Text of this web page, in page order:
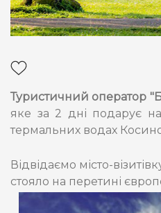
Туристичний оператор
яке за 2 дні подарує
термальних водах
Відвідаємо місто-
стояло на перетині